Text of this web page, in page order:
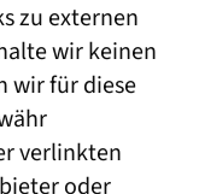
zu externen
wir keinen
wir für diese
verlinkten
oder